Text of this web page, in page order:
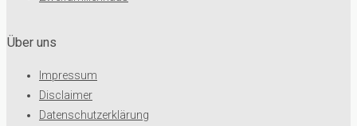
Über uns
Impressum
Disclaimer
Datenschutzerklärung